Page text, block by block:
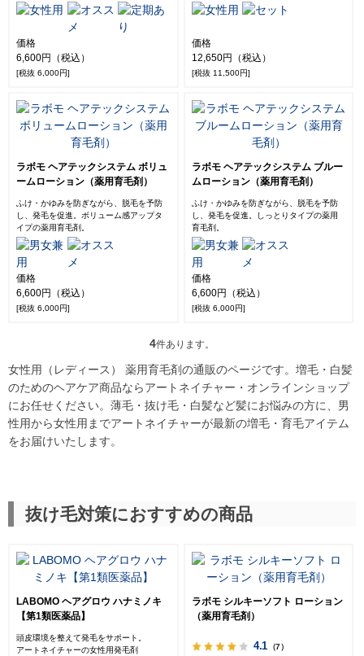
価格
6,600円（税込）
[税抜 6,000円]
価格
12,650円（税込）
[税抜 11,500円]
ラボモ ヘアテックシステム ボリュ
ームローション（薬用育毛剤）
ふけ・かゆみを防ぎながら、脱毛を予防
し、発毛を促進。ボリューム感アップタ
イプの薬用育毛剤。
価格
6,600円（税込）
[税抜 6,000円]
ラボモ ヘアテックシステム ブルー
ムローション（薬用育毛剤）
ふけ・かゆみを防ぎながら、脱毛を予防
し、発毛を促進。しっとりタイプの薬用
育毛剤。
価格
6,600円（税込）
[税抜 6,000円]
4件あります。
女性用（レディース） 薬用育毛剤の通販のページです。増毛・白髪
のためのヘアケア商品ならアートネイチャー・オンラインショップ
にお任せください。薄毛・抜け毛・白髪など髪にお悩みの方に、男
性用から女性用までアートネイチャーが最新の増毛・育毛アイテム
をお届けいたします。
抜け毛対策におすすめの商品
LABOMO ヘアグロウ ハナミノキ
【第1類医薬品】
頭皮環境を整えて発毛をサポート。
アートネイチャーの女性用発毛剤
ラボモ シルキーソフト ローション
（薬用育毛剤）
4.1 （7）